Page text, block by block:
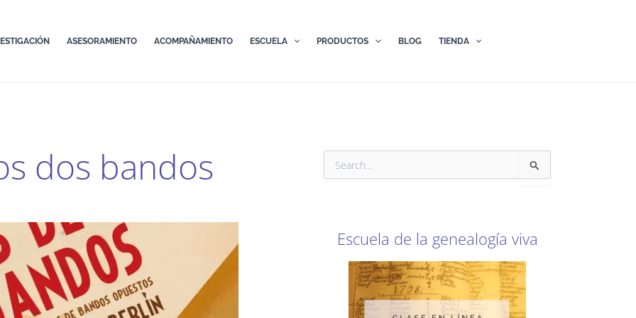
ASESORAMIENTO ACOMPAÑAMIENTO ESCUELA PRODUCTOS BLOG TIENDA
dos bandos
Escuela de la genealogía viva